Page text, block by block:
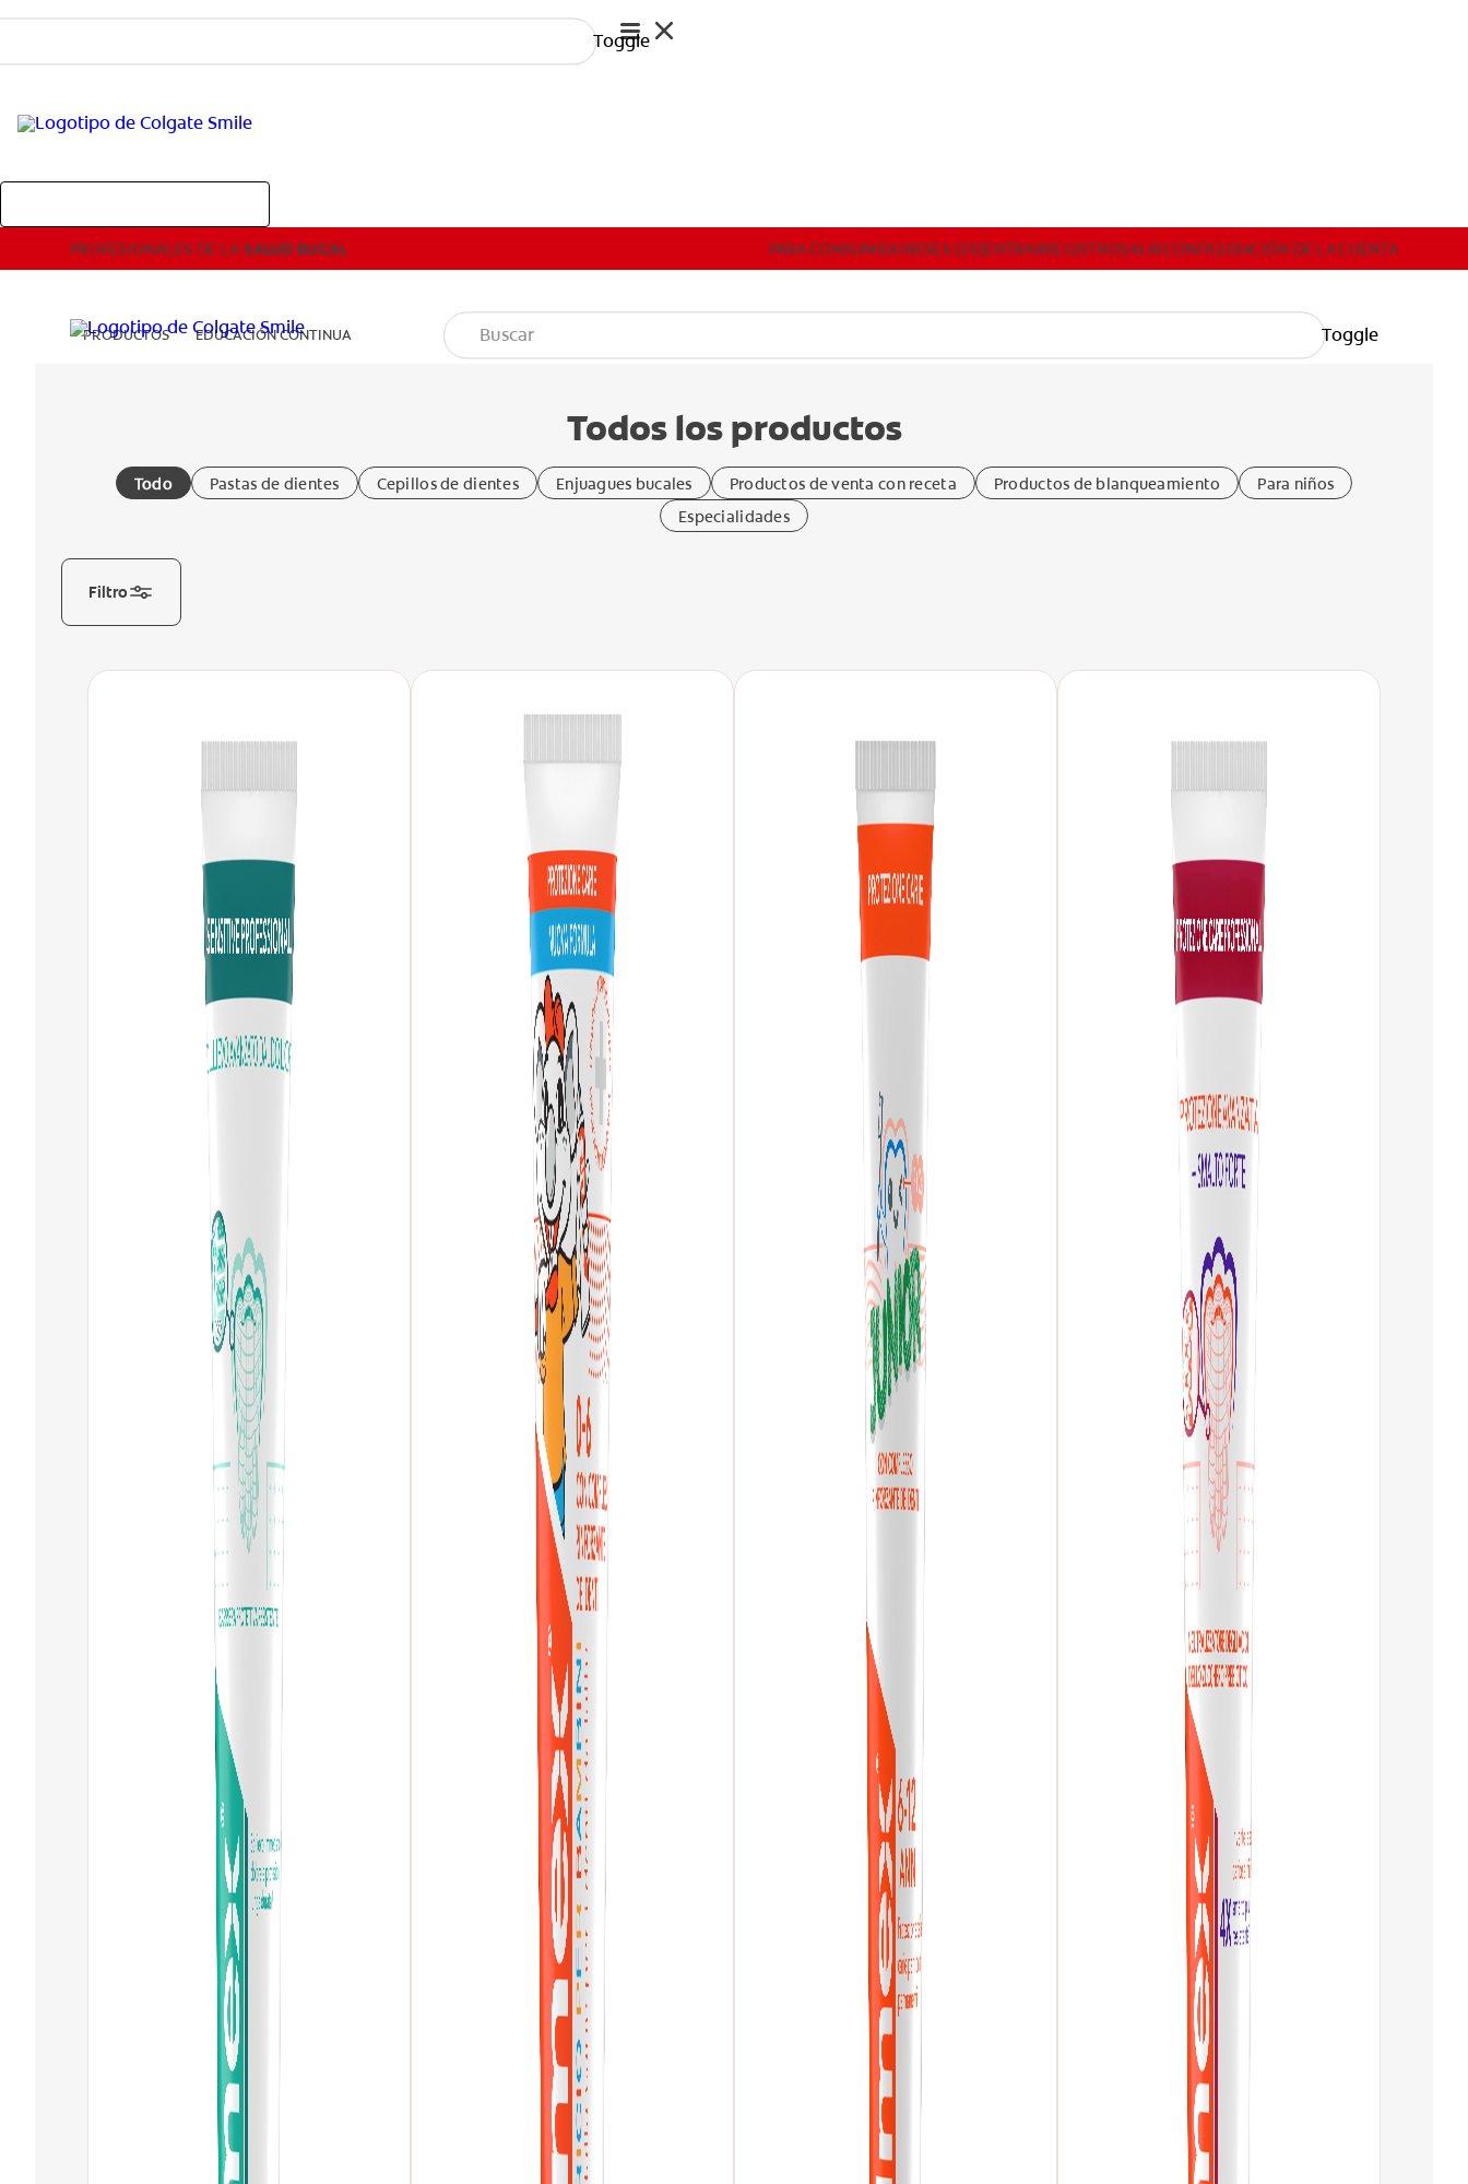
Toggle
PROFESIONALES DE LA SALUD BUCAL PARA CONSUMIDORESES (ES)ENTRARREGISTROSALIRCONFIGURACIÓN DE LA CUENTA
PRODUCTOS EDUCACIÓN CONTINUA Toggle
Todos los productos
Todo Pastas de dientes Cepillos de dientes Enjuagues bucales Productos de venta con receta Productos de blanqueamiento
Para niños
Especialidades
Filtro